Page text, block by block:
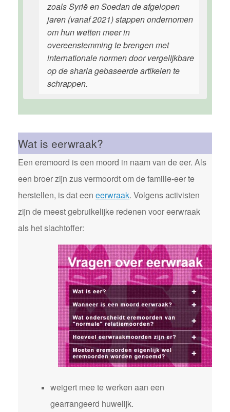
zoals Syrië en Soedan de afgelopen
jaren (vanaf 2021) stappen ondernomen
om hun wetten meer in
overeenstemming te brengen met
internationale normen door vergelijkbare
op de sharia gebaseerde artikelen te
schrappen.
Wat is eerwraak?
Een eremoord is een moord in naam van de eer. Als
een broer zijn zus vermoordt om de familie-eer te
herstellen, is dat een eerwraak. Volgens activisten
zijn de meest gebruikelijke redenen voor eerwraak
als het slachtoffer:
weigert mee te werken aan een
gearrangeerd huwelijk.